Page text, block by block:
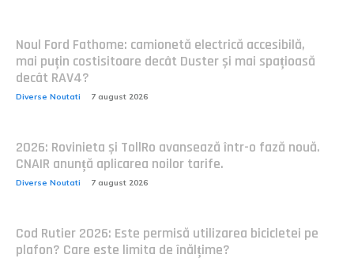
Noul Ford Fathome: camionetă electrică accesibilă,
mai puțin costisitoare decât Duster și mai spațioasă
decât RAV4?
Diverse Noutati 7 august 2026
2026: Rovinieta și TollRo avansează într-o fază nouă.
CNAIR anunță aplicarea noilor tarife.
Diverse Noutati 7 august 2026
Cod Rutier 2026: Este permisă utilizarea bicicletei pe
plafon? Care este limita de înălțime?